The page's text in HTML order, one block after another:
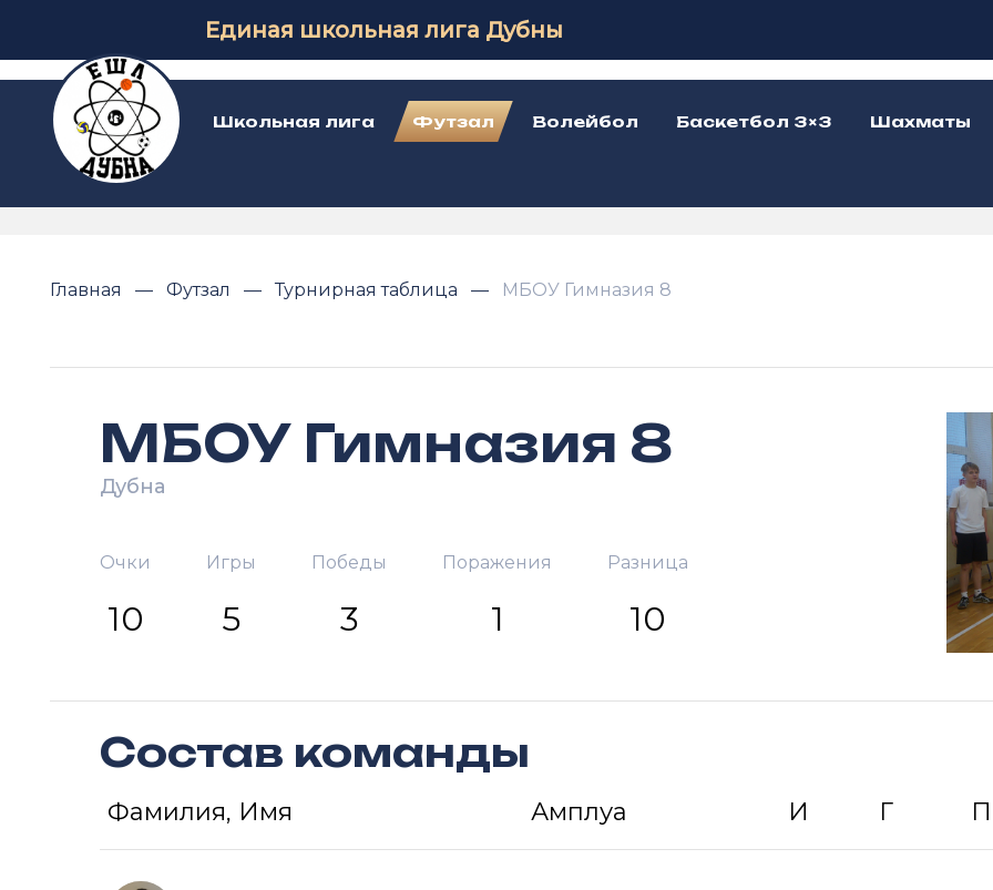
Единая школьная лига Дубны
Школьная лига Футзал Волейбол Баскетбол 3×3 Шахматы
Главная Футзал Турнирная таблица МБОУ Гимназия 8
МБОУ Гимназия 8
Дубна
Очки
10
Игры
5
Победы
3
Поражения
1
Разница
10
Состав команды
Фамилия, Имя Амплуа И Г П